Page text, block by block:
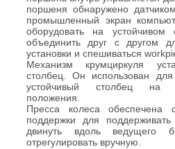
поршеня обнаружено
промышленный экран
оборудовать на
объединить друг с другом
установки и спешиваться
Механизм крумциркуля
столбец. Он использован для
устойчивый столбец на
положения.
Пресса колеса обеспечена
поддержки для
двинуть вдоль ведущего
отрегулировать вручную.